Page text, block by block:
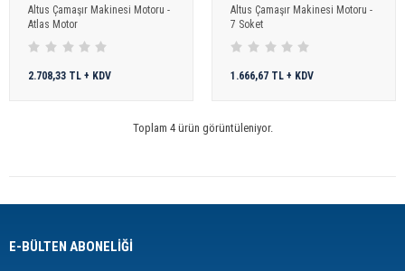
Altus Çamaşır Makinesi Motoru -
Atlas Motor
2.708,33 TL + KDV
Altus Çamaşır Makinesi Motoru -
7 Soket
1.666,67 TL + KDV
Toplam 4 ürün görüntüleniyor.
E-BÜLTEN ABONELİĞİ